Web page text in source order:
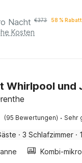
Nacht €373 58 % Rabatt
Kosten
Whirlpool und
(95 Bewertungen) · Sehr
· 3 Schlafzimmer ·